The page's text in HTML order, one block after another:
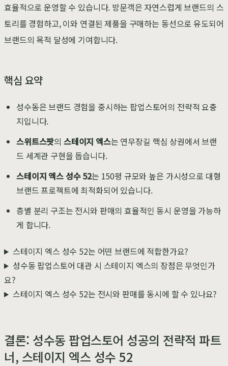
효율적으로 운영할 수 있습니다. 방문객은 자연스럽게 브랜드의 스
토리를 경험하고, 이와 연결된 제품을 구매하는 동선으로 유도되어
브랜드의 목적 달성에 기여합니다.
핵심 요약
성수동은 브랜드 경험을 중시하는 팝업스토어의 전략적 요충
지입니다.
스위트스팟의 스테이지 엑스는 연무장길 핵심 상권에서 브랜
드 세계관 구현을 돕습니다.
스테이지 엑스 성수 52는 150평 규모와 높은 가시성으로 대형
브랜드 프로젝트에 최적화되어 있습니다.
층별 분리 구조는 전시와 판매의 효율적인 동시 운영을 가능하
게 합니다.
스테이지 엑스 성수 52는 어떤 브랜드에 적합한가요?
성수동 팝업스토어 대관 시 스테이지 엑스의 장점은 무엇인가
요?
스테이지 엑스 성수 52는 전시와 판매를 동시에 할 수 있나요?
결론: 성수동 팝업스토어 성공의 전략적 파트
너, 스테이지 엑스 성수 52